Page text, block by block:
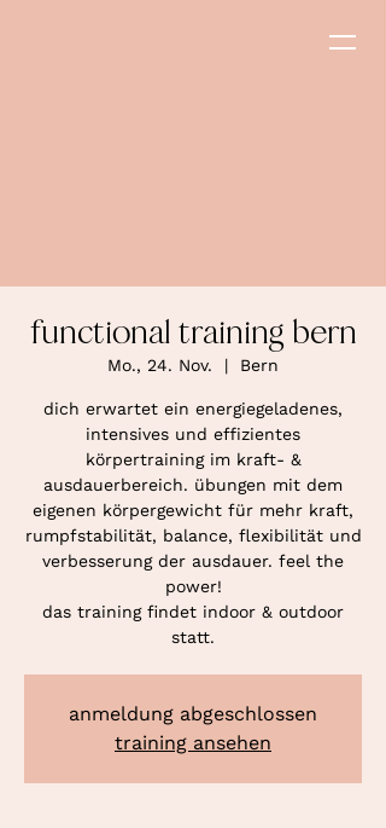
functional training bern
Mo., 24. Nov.
  |
Bern
dich erwartet ein energiegeladenes,
intensives und effizientes
körpertraining im kraft- &
ausdauerbereich. übungen mit dem
eigenen körpergewicht für mehr kraft,
rumpfstabilität, balance, flexibilität und
verbesserung der ausdauer. feel the
power!
das training findet indoor & outdoor
statt.
anmeldung abgeschlossen
training ansehen